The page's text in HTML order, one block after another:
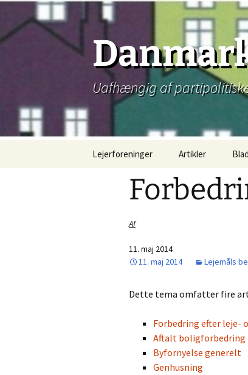
indhold
Uafhængig af
Lejerforeninger Artikler
Af
11. maj 2014
11. maj 2014
Lejemåls
Dette tema omfatter fire
Forbedring efter leje-
Aftalt boligforbedring
Byfornyelse generelt
Genhusning